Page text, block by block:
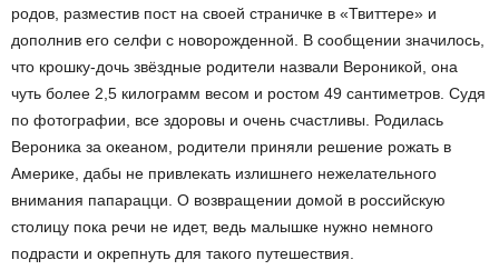
родов, разместив пост на своей страничке в «Твиттере» и
дополнив его селфи с новорожденной. В сообщении значилось,
что крошку-дочь звёздные родители назвали Вероникой, она
чуть более 2,5 килограмм весом и ростом 49 сантиметров. Судя
по фотографии, все здоровы и очень счастливы. Родилась
Вероника за океаном, родители приняли решение рожать в
Америке, дабы не привлекать излишнего нежелательного
внимания папарацци. О возвращении домой в российскую
столицу пока речи не идет, ведь малышке нужно немного
подрасти и окрепнуть для такого путешествия.